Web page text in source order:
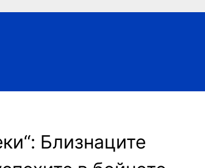
Близнаците